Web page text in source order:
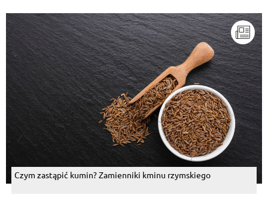
Czym zastąpić kumin? Zamienniki kminu rzymskiego